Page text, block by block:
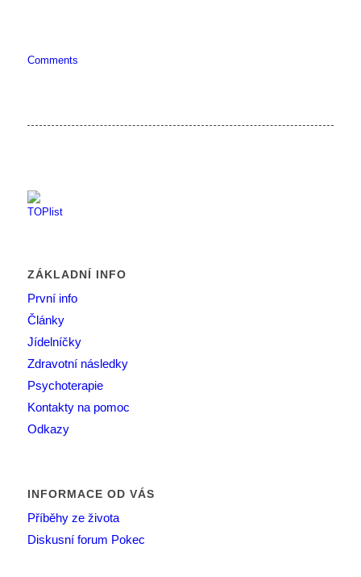
Comments
ZÁKLADNÍ INFO
První info
Články
Jídelníčky
Zdravotní následky
Psychoterapie
Kontakty na pomoc
Odkazy
INFORMACE OD VÁS
Příběhy ze života
Diskusní forum Pokec